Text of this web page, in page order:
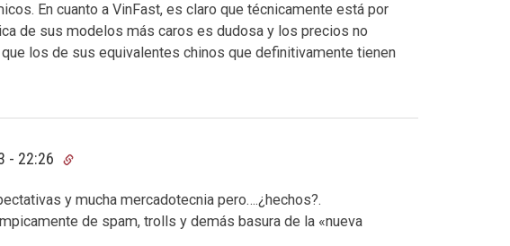
En cuanto a VinFast, es claro que técnicamente está por
de sus modelos más caros es dudosa y los precios no
los de sus equivalentes chinos que definitivamente tienen
- 22:26
y mucha mercadotecnia pero….¿hechos?.
de spam, trolls y demás basura de la «nueva